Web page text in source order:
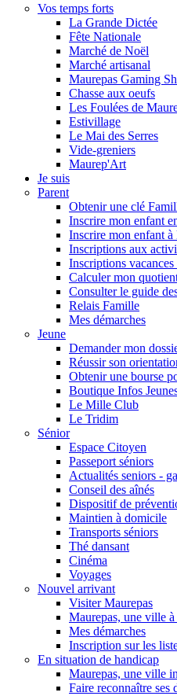
Vos temps forts
La Grande Dictée
Fête Nationale
Marché de Noël
Marché artisanal
Maurepas Gaming
Chasse aux oeufs
Les Foulées de
Estivillage
Le Mai des Serres
Vide-greniers
Maurep'Art
Je suis
Parent
Obtenir une clé
Inscrire mon enfant
Inscrire mon enfant à
Inscriptions aux
Inscriptions vacances
Calculer mon
Consulter le guide
Relais Famille
Mes démarches
Jeune
Demander mon
Réussir son
Obtenir une bourse
Boutique Infos
Le Mille Club
Le Tridim
Sénior
Espace Citoyen
Passeport séniors
Actualités seniors -
Conseil des aînés
Dispositif de
Maintien à domicile
Transports séniors
Thé dansant
Cinéma
Voyages
Nouvel arrivant
Visiter Maurepas
Maurepas, une ville
Mes démarches
Inscription sur les
En situation de handicap
Maurepas, une ville
Faire reconnaître ses